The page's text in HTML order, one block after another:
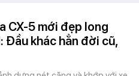
CX-5 mới đẹp long
Đầu khác hẳn đời cũ,